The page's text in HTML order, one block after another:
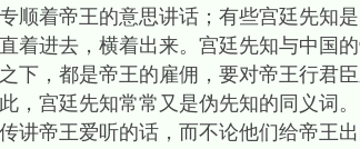
顺着帝王的意思讲话；有些宫廷先知
着进去，横着出来。宫廷先知与中国
下，都是帝王的雇佣，要对帝王行君
，宫廷先知常常又是伪先知的同义词。
讲帝王爱听的话，而不论他们给帝王